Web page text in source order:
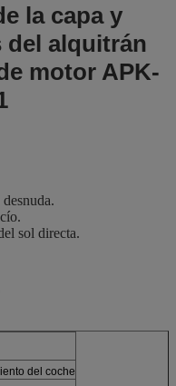
la capa y
del alquitrán
motor APK-
sol directa.
del coche